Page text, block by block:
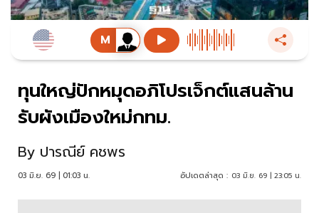
ทุนใหญ่ปักหมุดอภิโปรเจ็กต์แสนล้าน
รับผังเมืองใหม่กทม.
By ปารณีย์ คชพร
03 มิ.ย. 69 | 01:03 น. อัปเดตล่าสุด : 03 มิ.ย. 69 | 23:05 น.